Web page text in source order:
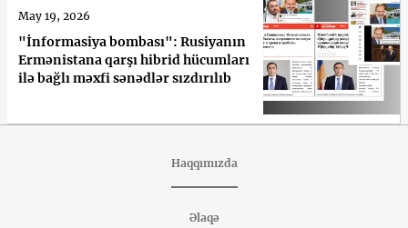
"İnformasiya bombası": Rusiyanın
Ermənistana qarşı hibrid hücumları
ilə bağlı məxfi sənədlər sızdırılıb
May 19, 2026
Haqqımızda
Əlaqə